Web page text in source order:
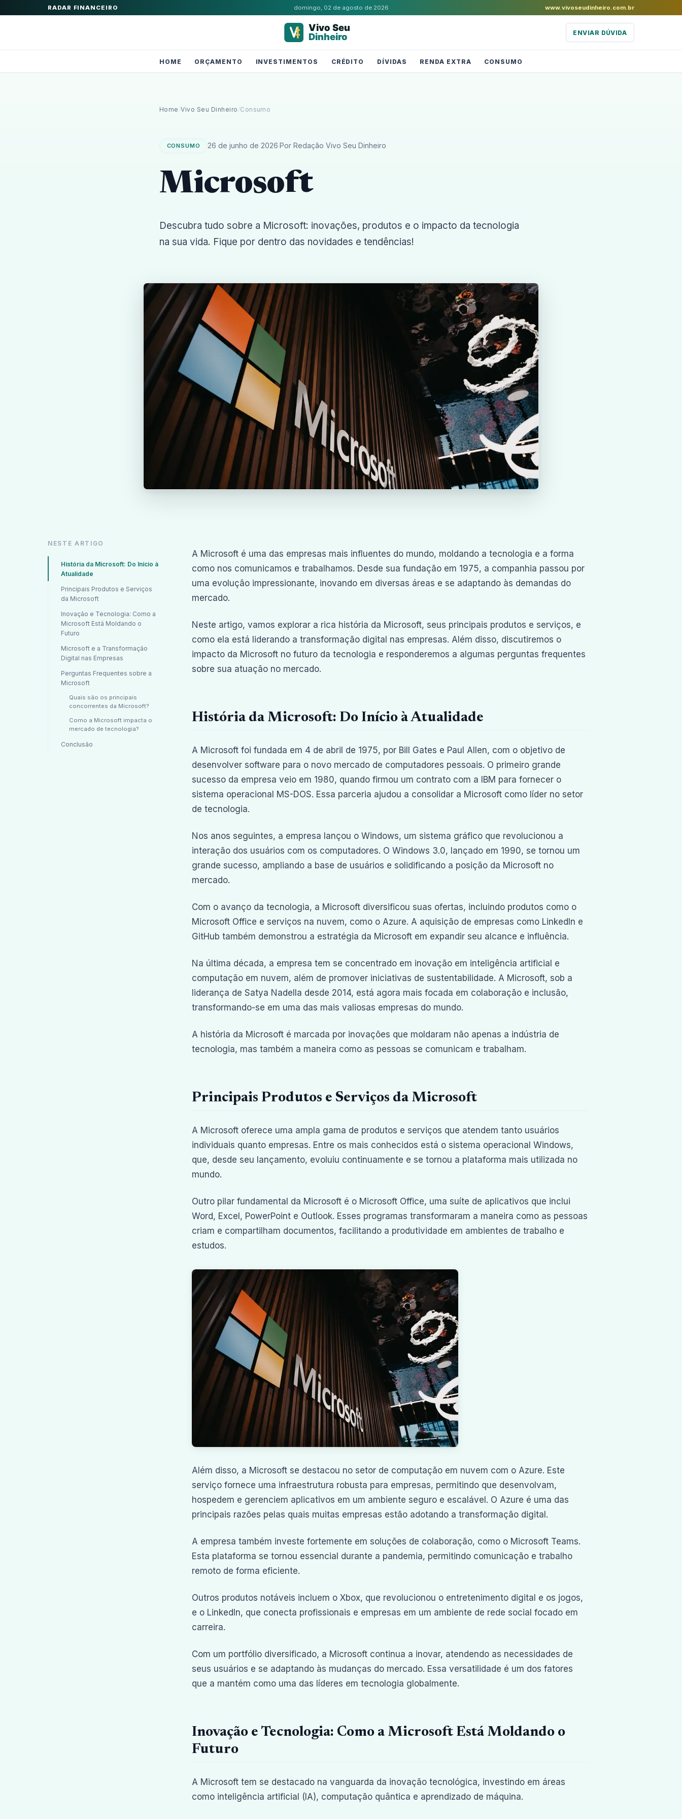
RADAR FINANCEIRO domingo, 02 de agosto de 2026 www.vivoseudinheiro.com.br
ENVIAR DÚVIDA
HOME ORÇAMENTO INVESTIMENTOS CRÉDITO DÍVIDAS RENDA EXTRA CONSUMO
Home /Vivo Seu Dinheiro /Consumo
CONSUMO 26 de junho de 2026·Por Redação Vivo Seu Dinheiro
Microsoft
Descubra tudo sobre a Microsoft: inovações, produtos e o impacto da tecnologia
na sua vida. Fique por dentro das novidades e tendências!
NESTE ARTIGO
História da Microsoft: Do Início à
Atualidade
Principais Produtos e Serviços
da Microsoft
Inovação e Tecnologia: Como a
Microsoft Está Moldando o
Futuro
Microsoft e a Transformação
Digital nas Empresas
Perguntas Frequentes sobre a
Microsoft
Quais são os principais
concorrentes da Microsoft?
Como a Microsoft impacta o
mercado de tecnologia?
Conclusão
A Microsoft é uma das empresas mais influentes do mundo, moldando a tecnologia e a forma
como nos comunicamos e trabalhamos. Desde sua fundação em 1975, a companhia passou por
uma evolução impressionante, inovando em diversas áreas e se adaptando às demandas do
mercado.
Neste artigo, vamos explorar a rica história da Microsoft, seus principais produtos e serviços, e
como ela está liderando a transformação digital nas empresas. Além disso, discutiremos o
impacto da Microsoft no futuro da tecnologia e responderemos a algumas perguntas frequentes
sobre sua atuação no mercado.
História da Microsoft: Do Início à Atualidade
A Microsoft foi fundada em 4 de abril de 1975, por Bill Gates e Paul Allen, com o objetivo de
desenvolver software para o novo mercado de computadores pessoais. O primeiro grande
sucesso da empresa veio em 1980, quando firmou um contrato com a IBM para fornecer o
sistema operacional MS-DOS. Essa parceria ajudou a consolidar a Microsoft como líder no setor
de tecnologia.
Nos anos seguintes, a empresa lançou o Windows, um sistema gráfico que revolucionou a
interação dos usuários com os computadores. O Windows 3.0, lançado em 1990, se tornou um
grande sucesso, ampliando a base de usuários e solidificando a posição da Microsoft no
mercado.
Com o avanço da tecnologia, a Microsoft diversificou suas ofertas, incluindo produtos como o
Microsoft Office e serviços na nuvem, como o Azure. A aquisição de empresas como LinkedIn e
GitHub também demonstrou a estratégia da Microsoft em expandir seu alcance e influência.
Na última década, a empresa tem se concentrado em inovação em inteligência artificial e
computação em nuvem, além de promover iniciativas de sustentabilidade. A Microsoft, sob a
liderança de Satya Nadella desde 2014, está agora mais focada em colaboração e inclusão,
transformando-se em uma das mais valiosas empresas do mundo.
A história da Microsoft é marcada por inovações que moldaram não apenas a indústria de
tecnologia, mas também a maneira como as pessoas se comunicam e trabalham.
Principais Produtos e Serviços da Microsoft
A Microsoft oferece uma ampla gama de produtos e serviços que atendem tanto usuários
individuais quanto empresas. Entre os mais conhecidos está o sistema operacional Windows,
que, desde seu lançamento, evoluiu continuamente e se tornou a plataforma mais utilizada no
mundo.
Outro pilar fundamental da Microsoft é o Microsoft Office, uma suíte de aplicativos que inclui
Word, Excel, PowerPoint e Outlook. Esses programas transformaram a maneira como as pessoas
criam e compartilham documentos, facilitando a produtividade em ambientes de trabalho e
estudos.
Além disso, a Microsoft se destacou no setor de computação em nuvem com o Azure. Este
serviço fornece uma infraestrutura robusta para empresas, permitindo que desenvolvam,
hospedem e gerenciem aplicativos em um ambiente seguro e escalável. O Azure é uma das
principais razões pelas quais muitas empresas estão adotando a transformação digital.
A empresa também investe fortemente em soluções de colaboração, como o Microsoft Teams.
Esta plataforma se tornou essencial durante a pandemia, permitindo comunicação e trabalho
remoto de forma eficiente.
Outros produtos notáveis incluem o Xbox, que revolucionou o entretenimento digital e os jogos,
e o LinkedIn, que conecta profissionais e empresas em um ambiente de rede social focado em
carreira.
Com um portfólio diversificado, a Microsoft continua a inovar, atendendo as necessidades de
seus usuários e se adaptando às mudanças do mercado. Essa versatilidade é um dos fatores
que a mantém como uma das líderes em tecnologia globalmente.
Inovação e Tecnologia: Como a Microsoft Está Moldando o
Futuro
A Microsoft tem se destacado na vanguarda da inovação tecnológica, investindo em áreas
como inteligência artificial (IA), computação quântica e aprendizado de máquina.